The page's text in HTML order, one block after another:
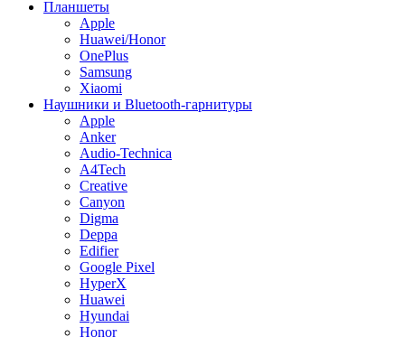
Планшеты
Apple
Huawei/Honor
OnePlus
Samsung
Xiaomi
Наушники и Bluetooth-гарнитуры
Apple
Anker
Audio-Technica
A4Tech
Creative
Canyon
Digma
Deppa
Edifier
Google Pixel
HyperX
Huawei
Hyundai
Honor